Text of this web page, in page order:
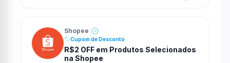
Shopee
Cupom de Desconto
R$2 OFF em Produtos Selecionados
na Shopee